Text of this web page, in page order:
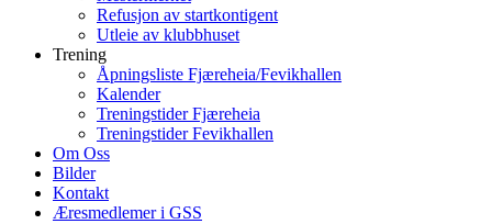
Refusjon av startkontigent
Utleie av klubbhuset
Trening
Åpningsliste Fjæreheia/Fevikhallen
Kalender
Treningstider Fjæreheia
Treningstider Fevikhallen
Om Oss
Bilder
Kontakt
Æresmedlemer i GSS